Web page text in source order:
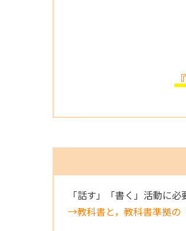
「話す」「書く」活動に
→教科書と，教科書準拠の